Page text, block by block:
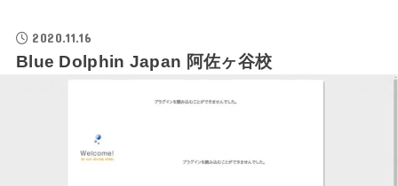
2020.11.16
Blue Dolphin Japan 阿佐ヶ谷校